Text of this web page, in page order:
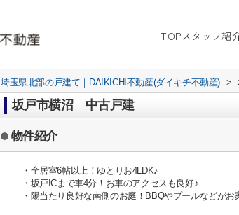
TOPスタッフ紹
埼玉県北部の戸建て｜DAIKICHI不動産(ダイキチ不動産) >
坂戸市横沼 中古戸建
物件紹介
・全居室6帖以上！ゆとりお4LDK♪
・坂戸ICまで車4分！お車のアクセスも良好♪
・陽当たり良好な南側のお庭！BBQやプールなどがお